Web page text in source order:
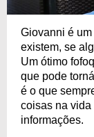
Giovanni é
existem, se
Um ótimo
que pode
é o que
coisas na vida
informações.